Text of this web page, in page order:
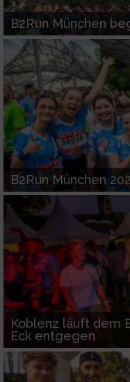
B2Run München
B2Run München
Koblenz läuft dem
Eck entgegen